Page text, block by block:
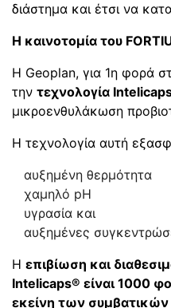
διάστημα και έτσι να
Η καινοτομία του
Η Geoplan, για 1η φορά
την τεχνολογία
μικροενθυλάκωση
Η τεχνολογία αυτή
αυξημένη θερμότητα
χαμηλό pH
υγρασία και
αυξημένες
Η επιβίωση και
Intelicaps® είναι 1000
εκείνη των